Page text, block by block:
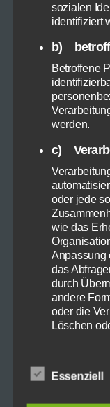
sozialen
identifiziert
b)
Betroffene
werden.
c)
oder jede
wie das
Anpassung
das
durch
andere
oder die
Löschen
Essenziell